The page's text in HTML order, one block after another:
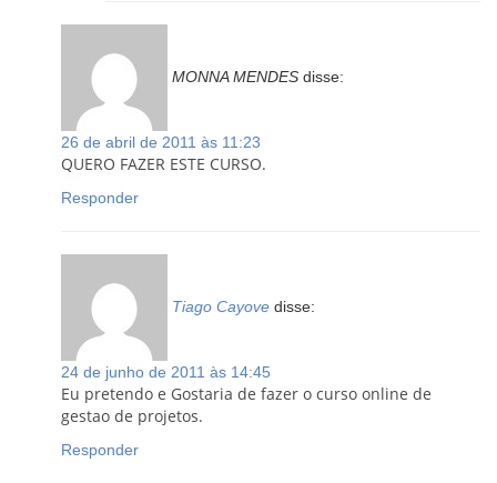
MONNA MENDES disse:
26 de abril de 2011 às 11:23
QUERO FAZER ESTE CURSO.
Responder
Tiago Cayove disse:
24 de junho de 2011 às 14:45
Eu pretendo e Gostaria de fazer o curso online de
gestao de projetos.
Responder